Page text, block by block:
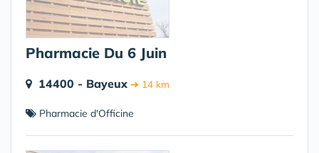
Pharmacie Du 6 Juin
14400 - Bayeux ➔ 14 km
Pharmacie d'Officine